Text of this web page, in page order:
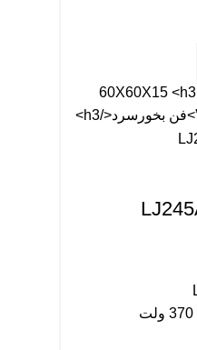
فن 12 ولت 9 پره مدل 60X60X15 <h3